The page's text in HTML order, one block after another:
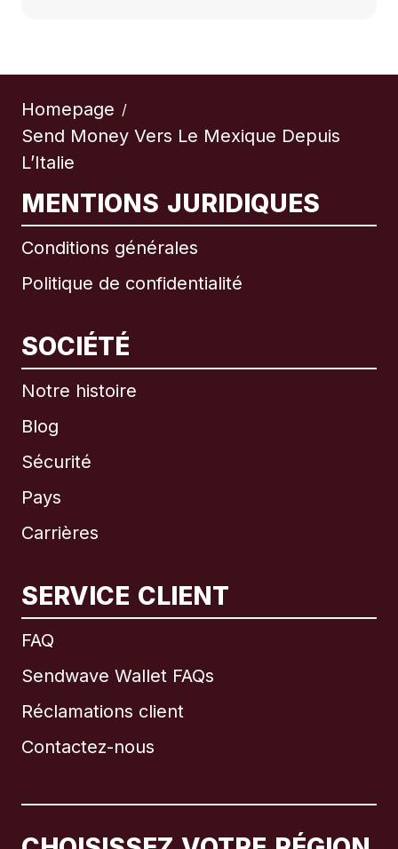
Homepage /
Send Money Vers Le Mexique Depuis
L’Italie
MENTIONS JURIDIQUES
Conditions générales
Politique de confidentialité
SOCIÉTÉ
Notre histoire
Blog
Sécurité
Pays
Carrières
SERVICE CLIENT
FAQ
Sendwave Wallet FAQs
Réclamations client
Contactez-nous
International English
Brésil